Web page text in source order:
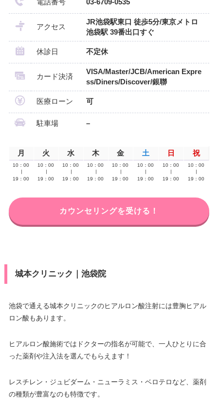
電話番号 03-6709-0535
アクセス
JR池袋駅東口 徒歩5分/東京メトロ
池袋駅 39番出口すぐ
休診日 不定休
カード決済
VISA/Master/JCB/American Expre
ss/Diners/Discover/銀聯
医療ローン 可
駐車場 –
月 火 水 木 金 土 日 祝
10：00
19：00
10：00
19：00
10：00
19：00
10：00
19：00
10：00
19：00
10：00
19：00
10：00
19：00
10：00
19：00
カウンセリングを受ける！
城本クリニック｜池袋院
池袋で通える城本クリニックのヒアルロン酸注射には豊胸ヒアル
ロン酸もあります。
ヒアルロン酸施術ではドクターの指名が可能で、一人ひとりに合
った薬剤や注入法を選んでもらえます！
レスチレン・ジュビダーム・ニューラミス・ベロテロなど、薬剤
の種類が豊富なのも特徴です。